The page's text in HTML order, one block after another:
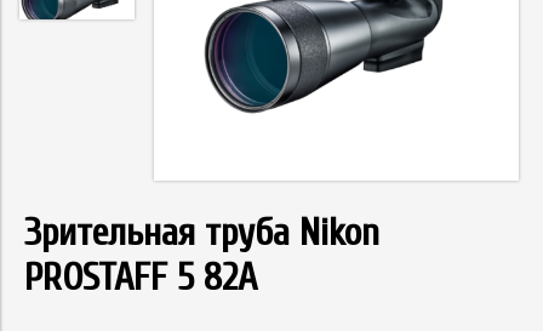
Зрительная труба Nikon
PROSTAFF 5 82A